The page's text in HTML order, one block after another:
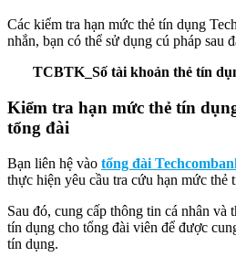
Các kiểm tra hạn mức thẻ tín dụng
nhắn, bạn có thể sử dụng cú pháp sau
TCBTK_Số tài khoản thẻ tín
Kiểm tra hạn mức thẻ tín
tổng đài
Bạn liên hệ vào tổng đài
thực hiện yêu cầu tra cứu hạn mức thẻ
Sau đó, cung cấp thông tin cá nhân và
tín dụng cho tổng đài viên để được
tín dụng.